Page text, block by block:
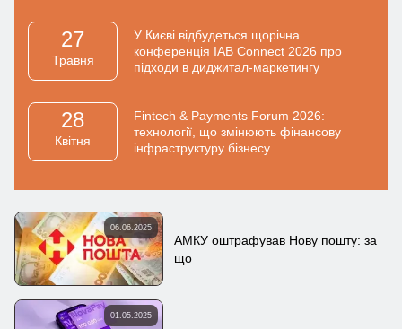
27
Травня
У Києві відбудеться щорічна
конференція IAB Connect 2026 про
підходи в диджитал-маркетингу
28
Квiтня
Fintech & Payments Forum 2026:
технології, що змінюють фінансову
інфраструктуру бізнесу
06.06.2025
АМКУ оштрафував Нову пошту: за
що
01.05.2025